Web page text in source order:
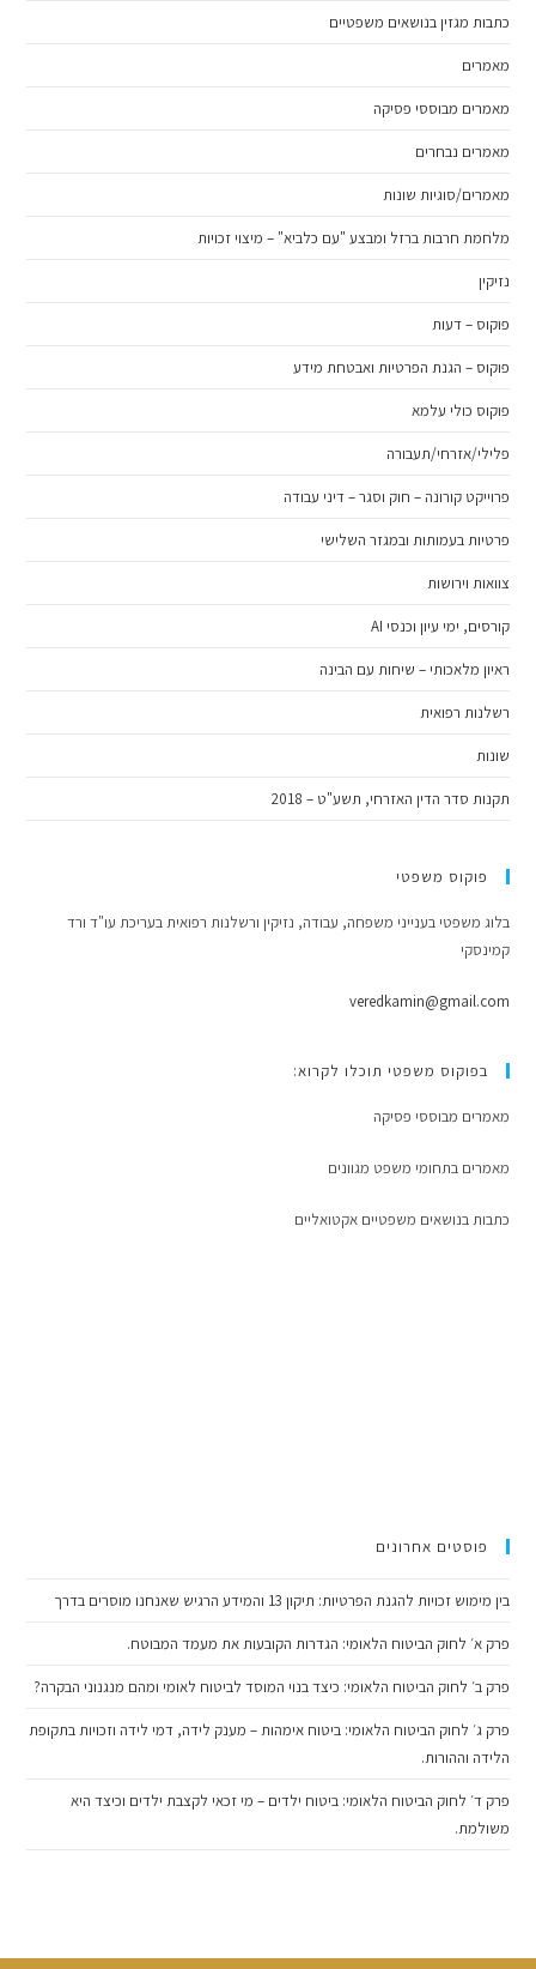
כתבות מגזין בנושאים משפטיים
מאמרים
מאמרים מבוססי פסיקה
מאמרים נבחרים
מאמרים/סוגיות שונות
מלחמת חרבות ברזל ומבצע "עם כלביא" – מיצוי זכויות
נזיקין
פוקוס – דעות
פוקוס – הגנת הפרטיות ואבטחת מידע
פוקוס כולי עלמא
פלילי/אזרחי/תעבורה
פרוייקט קורונה – חוק וסגר – דיני עבודה
פרטיות בעמותות ובמגזר השלישי
צוואות וירושות
קורסים, ימי עיון וכנסי AI
ראיון מלאכותי – שיחות עם הבינה
רשלנות רפואית
שונות
תקנות סדר הדין האזרחי, תשע"ט – 2018
פוקוס משפטי
בלוג משפטי בענייני משפחה, עבודה, נזיקין ורשלנות רפואית בעריכת עו"ד ורד
קמינסקי
veredkamin@gmail.com
בפוקוס משפטי תוכלו לקרוא:
מאמרים מבוססי פסיקה
מאמרים בתחומי משפט מגוונים
כתבות בנושאים משפטיים אקטואליים
פוסטים אחרונים
בין מימוש זכויות להגנת הפרטיות: תיקון 13 והמידע הרגיש שאנחנו מוסרים בדרך
פרק א׳ לחוק הביטוח הלאומי: הגדרות הקובעות את מעמד המבוטח.
פרק ב׳ לחוק הביטוח הלאומי: כיצד בנוי המוסד לביטוח לאומי ומהם מנגנוני הבקרה?
פרק ג׳ לחוק הביטוח הלאומי: ביטוח אימהות – מענק לידה, דמי לידה וזכויות בתקופת
הלידה וההורות.
פרק ד׳ לחוק הביטוח הלאומי: ביטוח ילדים – מי זכאי לקצבת ילדים וכיצד היא
משולמת.